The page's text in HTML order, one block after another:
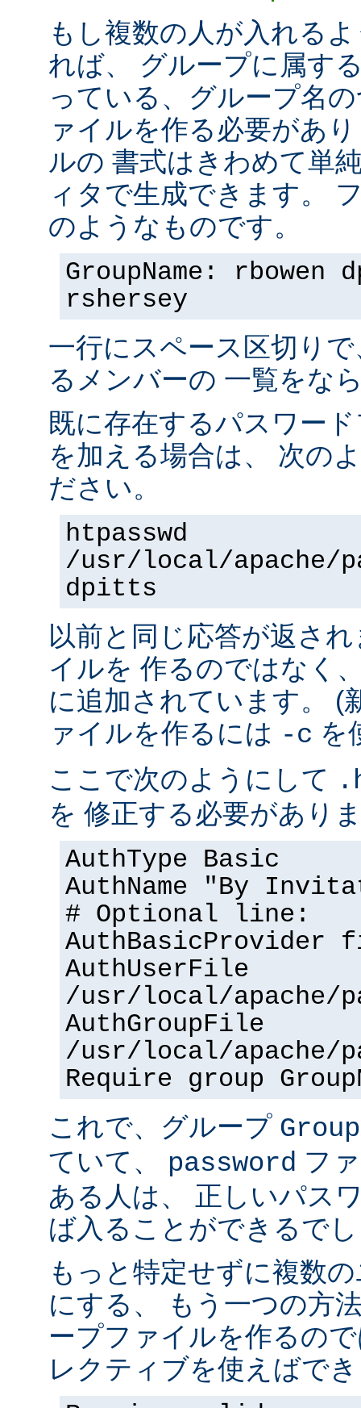
もし複数の人が入れる
れば、 グループに属す
っている、グループ名
ァイルを作る必要があ
ルの 書式はきわめて単
ィタで生成できます。
のようなものです。
GroupName: rbowen
rshersey
一行にスペース区切り
るメンバーの 一覧をな
既に存在するパスワー
を加える場合は、 次の
ださい。
htpasswd
/usr/local/apache/
dpitts
以前と同じ応答が返さ
イルを 作るのではなく
に追加されています。 (
ァイルを作るには -c を
ここで次のようにして
を 修正する必要があり
AuthType Basic
AuthName "By
# Optional line:
AuthBasicProvider
AuthUserFile
/usr/local/apache/
AuthGroupFile
/usr/local/apache/
Require group
これで、グループ
ていて、 password フ
ある人は、 正しいパス
ば入ることができるで
もっと特定せずに複数
にする、 もう一つの方
ープファイルを作るの
レクティブを使えばで